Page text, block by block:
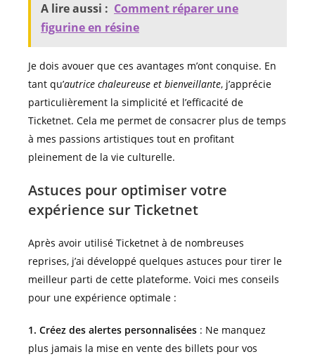
A lire aussi : Comment réparer une
figurine en résine
Je dois avouer que ces avantages m’ont conquise. En
tant qu’autrice chaleureuse et bienveillante, j’apprécie
particulièrement la simplicité et l’efficacité de
Ticketnet. Cela me permet de consacrer plus de temps
à mes passions artistiques tout en profitant
pleinement de la vie culturelle.
Astuces pour optimiser votre
expérience sur Ticketnet
Après avoir utilisé Ticketnet à de nombreuses
reprises, j’ai développé quelques astuces pour tirer le
meilleur parti de cette plateforme. Voici mes conseils
pour une expérience optimale :
1. Créez des alertes personnalisées : Ne manquez
plus jamais la mise en vente des billets pour vos